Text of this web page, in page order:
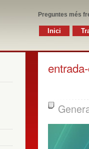
Preguntes més
Inici